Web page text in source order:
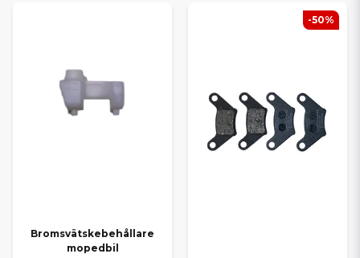
Bromsvätskebehållare
mopedbil
-50%